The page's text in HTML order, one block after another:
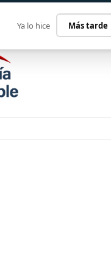
Ya lo hice Más tarde